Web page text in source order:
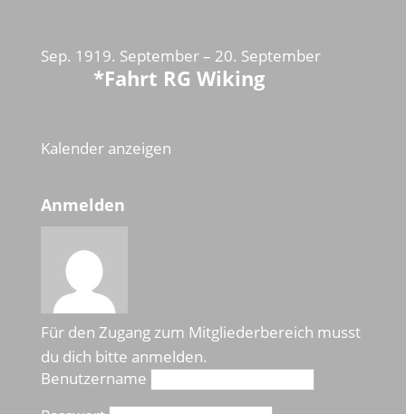
Sep. 1919. September– 20. September
*Fahrt RG Wiking
Kalender anzeigen
Anmelden
Für den Zugang zum Mitgliederbereich musst
du dich bitte anmelden.
Benutzername